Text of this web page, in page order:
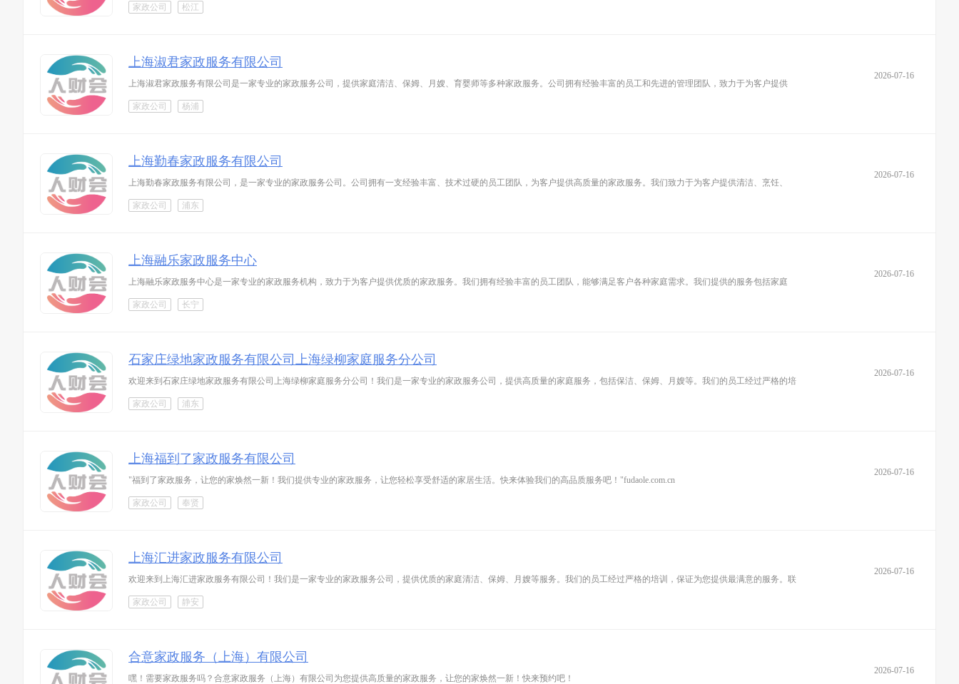
家政公司 松江
2026-07-16
上海淑君家政服务有限公司
上海淑君家政服务有限公司是一家专业的家政服务公司，提供家庭清洁、保姆、月嫂、育婴师等多种家政服务。公司拥有经验丰富的员工和先进的管理团队，致力于为客户提供
家政公司 杨浦
2026-07-16
上海勤春家政服务有限公司
上海勤春家政服务有限公司，是一家专业的家政服务公司。公司拥有一支经验丰富、技术过硬的员工团队，为客户提供高质量的家政服务。我们致力于为客户提供清洁、烹饪、
家政公司 浦东
2026-07-16
上海融乐家政服务中心
上海融乐家政服务中心是一家专业的家政服务机构，致力于为客户提供优质的家政服务。我们拥有经验丰富的员工团队，能够满足客户各种家庭需求。我们提供的服务包括家庭
家政公司 长宁
2026-07-16
石家庄绿地家政服务有限公司上海绿柳家庭服务分公司
欢迎来到石家庄绿地家政服务有限公司上海绿柳家庭服务分公司！我们是一家专业的家政服务公司，提供高质量的家庭服务，包括保洁、保姆、月嫂等。我们的员工经过严格的培
家政公司 浦东
2026-07-16
上海福到了家政服务有限公司
"福到了家政服务，让您的家焕然一新！我们提供专业的家政服务，让您轻松享受舒适的家居生活。快来体验我们的高品质服务吧！"fudaole.com.cn
家政公司 奉贤
2026-07-16
上海汇进家政服务有限公司
欢迎来到上海汇进家政服务有限公司！我们是一家专业的家政服务公司，提供优质的家庭清洁、保姆、月嫂等服务。我们的员工经过严格的培训，保证为您提供最满意的服务。联
家政公司 静安
2026-07-16
合意家政服务（上海）有限公司
嘿！需要家政服务吗？合意家政服务（上海）有限公司为您提供高质量的家政服务，让您的家焕然一新！快来预约吧！